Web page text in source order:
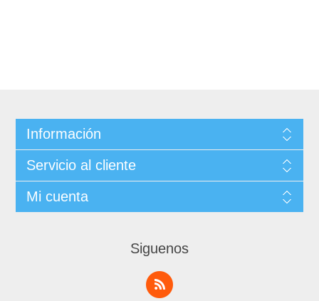
Información
Servicio al cliente
Mi cuenta
Siguenos